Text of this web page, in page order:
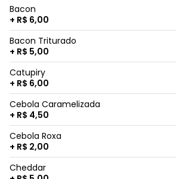
Bacon
+ R$ 6,00
Bacon Triturado
+ R$ 5,00
Catupiry
+ R$ 6,00
Cebola Caramelizada
+ R$ 4,50
Cebola Roxa
+ R$ 2,00
Cheddar